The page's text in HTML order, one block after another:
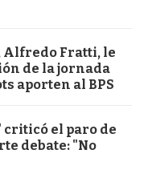
Alfredo Fratti, le
de la jornada
aporten al BPS
criticó el paro de
debate: "No